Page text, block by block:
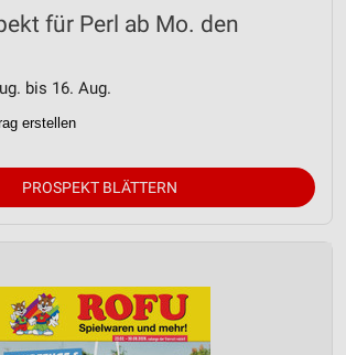
für Perl ab Mo. den
bis 16. Aug.
erstellen
PROSPEKT BLÄTTERN